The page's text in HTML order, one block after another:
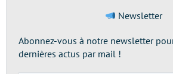
Newsletter
Abonnez-vous à notre newsletter
dernières actus par mail !